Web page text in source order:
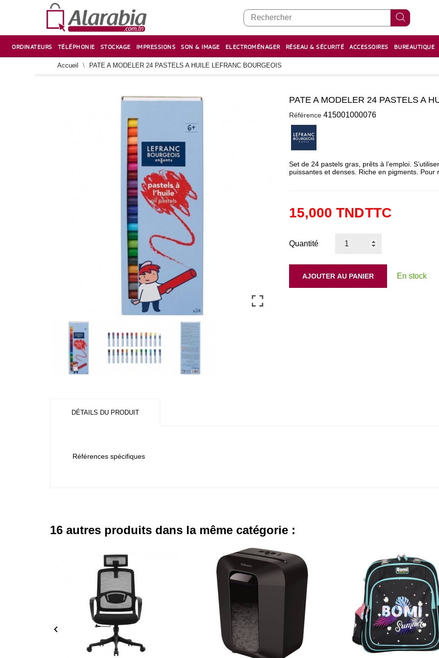
ORDINATEURS TÉLÉPHONIE STOCKAGE IMPRESSIONS SON & IMAGE ELECTROMÉNAGER RÉSEAU & SÉCURITÉ ACCESSOIRES BUREAUTIQUE
Accueil PATE A MODELER 24 PASTELS A HUILE LEFRANC BOURGEOIS
PATE A MODELER 24 PASTELS A
Référence 415001000076
Set de 24 pastels gras, prêts à l’emploi.
puissantes et denses. Riche en pigments.
15,000 TNDTTC
Quantité
AJOUTER AU PANIER En stock
DÉTAILS DU PRODUIT
Références spécifiques
16 autres produits dans la même catégorie :
